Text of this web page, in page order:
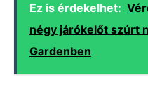
Ez is érdekelhet:
négy járókelőt szúrt
Gardenben